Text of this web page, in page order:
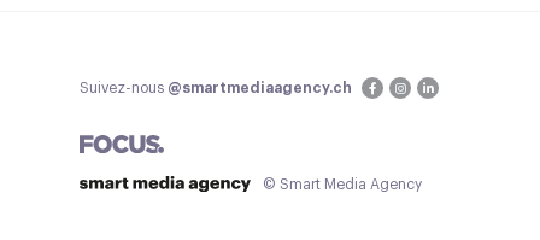
Suivez-nous @smartmediaagency.ch
© Smart Media Agency